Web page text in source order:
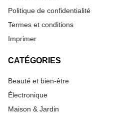
Politique de confidentialité
Termes et conditions
Imprimer
CATÉGORIES
Beauté et bien-être
Électronique
Maison & Jardin